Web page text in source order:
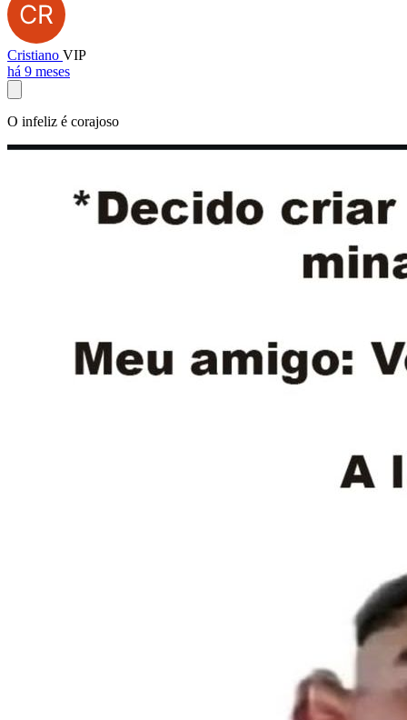
Cristiano VIP
há 9 meses
O infeliz é corajoso